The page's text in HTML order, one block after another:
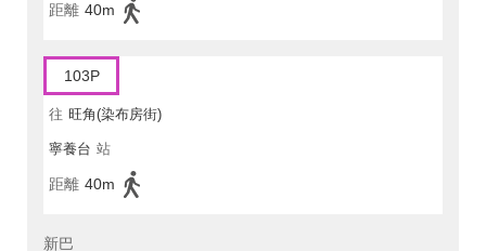
距離 40m
103P
往 旺角(染布房街)
寧養台 站
距離 40m
新巴